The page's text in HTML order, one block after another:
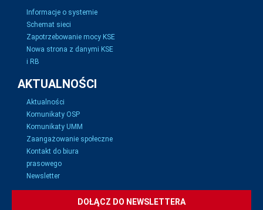
Informacje o systemie
Schemat sieci
Zapotrzebowanie mocy KSE
Nowa strona z danymi KSE
i RB
AKTUALNOŚCI
Aktualności
Komunikaty OSP
Komunikaty UMM
Zaangażowanie społeczne
Kontakt do biura
prasowego
Newsletter
DOŁĄCZ DO NEWSLETTERA